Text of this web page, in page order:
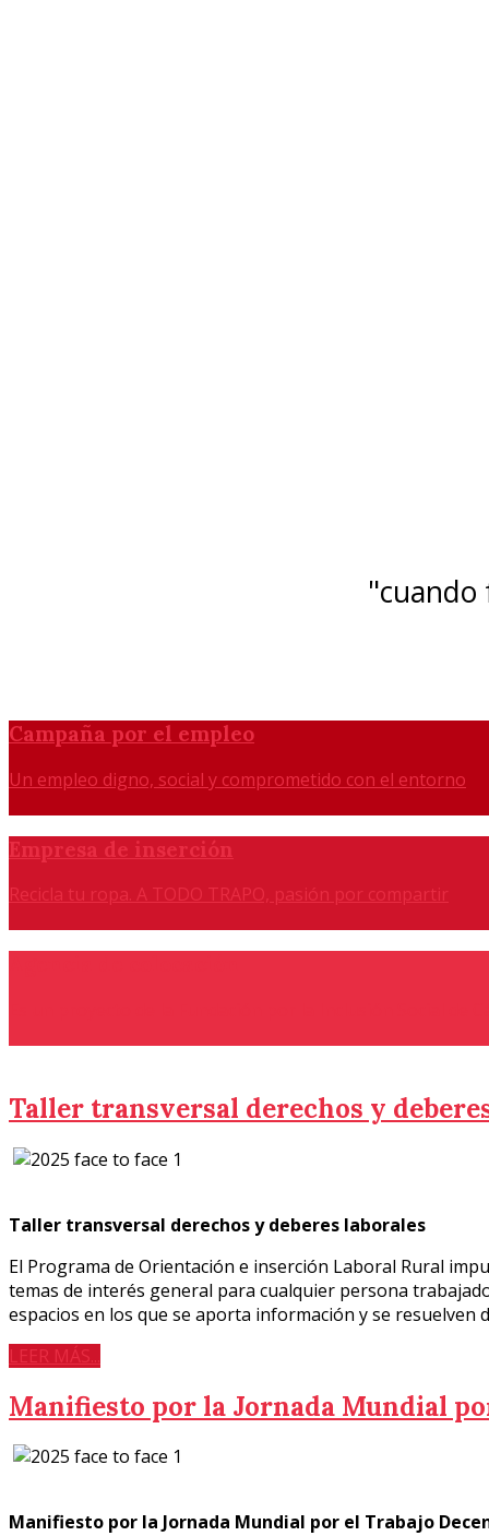
Campaña por el empleo
Un empleo digno, social y comprometido con el entorno
Empresa de inserción
Recicla tu ropa. A TODO TRAPO, pasión por compartir
Taller transversal derechos y
Taller transversal derechos y deberes laborales
El Programa de Orientación e inserción Laboral Rural
temas de interés general para cualquier persona
espacios en los que se aporta información y se
LEER MÁS...
Manifiesto por la Jornada Mundial
Manifiesto por la Jornada Mundial por el Trabajo